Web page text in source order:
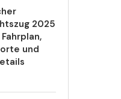
2025
und